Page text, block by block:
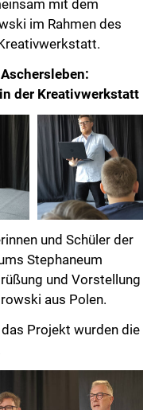
mit dem
im Rahmen des
der Kreativwerkstatt
und Schüler der
Stephaneum
und Vorstellung
aus Polen.
Projekt wurden die